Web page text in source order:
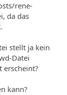
rene-
da das
stellt ja kein
Datei
kann?